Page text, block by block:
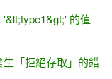
的值
生「拒絕存取」的錯